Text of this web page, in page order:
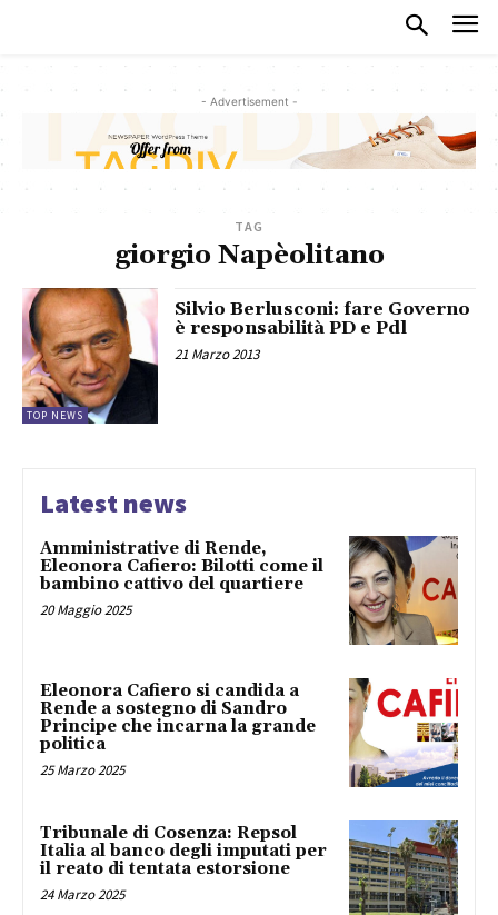
- Advertisement -
TAG
giorgio Napèolitano
TOP NEWS
Silvio Berlusconi: fare Governo
è responsabilità PD e Pdl
21 Marzo 2013
Latest news
Amministrative di Rende,
Eleonora Cafiero: Bilotti come il
bambino cattivo del quartiere
20 Maggio 2025
Eleonora Cafiero si candida a
Rende a sostegno di Sandro
Principe che incarna la grande
politica
25 Marzo 2025
Tribunale di Cosenza: Repsol
Italia al banco degli imputati per
il reato di tentata estorsione
24 Marzo 2025